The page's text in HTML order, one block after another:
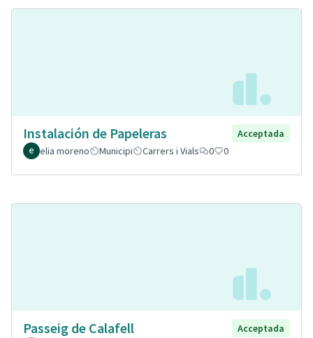
Instalación de Papeleras
Acceptada
elia moreno
Municipi Carrers i Vials 0 0
Passeig de Calafell
Acceptada